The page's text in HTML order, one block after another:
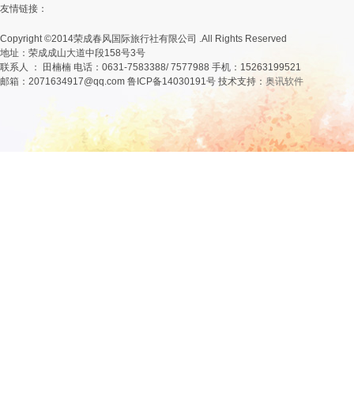
友情链接：
Copyright ©2014荣成春风国际旅行社有限公司 .All Rights Reserved
地址：荣成成山大道中段158号3号
联系人 ： 田楠楠 电话：0631-7583388/ 7577988 手机：15263199521
邮箱：2071634917@qq.com 鲁ICP备14030191号 技术支持： 奥讯软件